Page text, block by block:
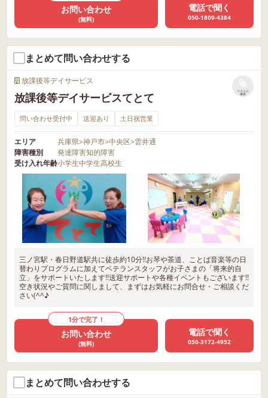
お問い合わせ
(無料)
電話で聞く
050-1809-4384
まとめて問い合わせする
放課後等デイサービス
放課後等デイサービスてとて
リストに
保存
問い合わせ受付中 送迎あり 土日祝営業
エリア 兵庫県>神戸市>中央区>雲井通
障害種別
発達障害知的障害
受け入れ年齢小学生中学生高校生
三ノ宮駅・春日野道駅共に徒歩約10分!!お琴や茶道、ことば音楽等の日
替わりプログラムに加えてベテランスタッフがお子さまの「将来的自
立」をサポートいたします!!送迎サポートや各種イベントもございます!!
空き状況やご質問に関しまして、まずはお気軽にお問合せ・ご相談くだ
さい(^^♪
1分で完了！
お問い合わせ
(無料)
電話で聞く
050-3172-4952
まとめて問い合わせする